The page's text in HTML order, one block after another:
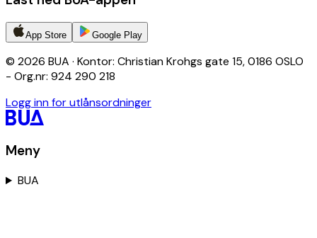
App Store Google Play
© 2026 BUA · Kontor: Christian Krohgs gate 15, 0186 OSLO
- Org.nr: 924 290 218
Logg inn for utlånsordninger
Meny
BUA